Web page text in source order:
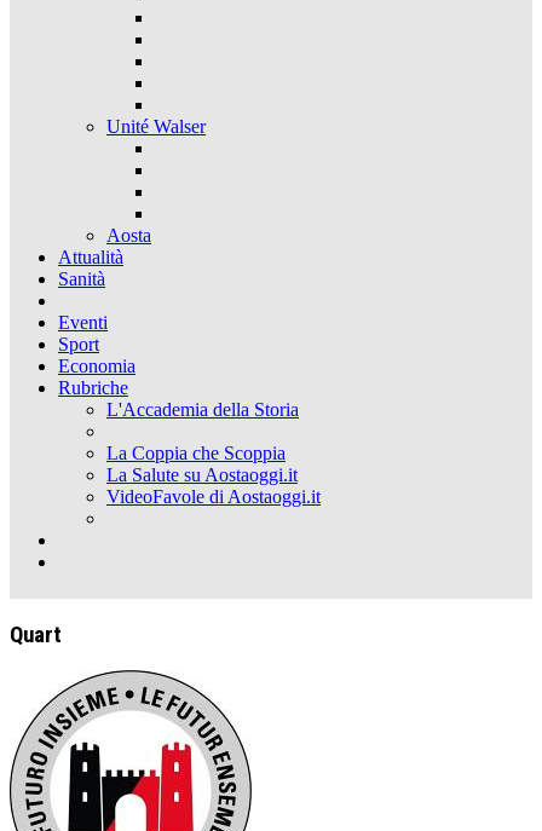
Unité Walser
Aosta
Attualità
Sanità
Eventi
Sport
Economia
Rubriche
L'Accademia della Storia
La Coppia che Scoppia
La Salute su Aostaoggi.it
VideoFavole di Aostaoggi.it
Quart